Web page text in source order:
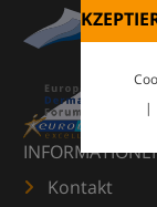
ALLE
Kontakt